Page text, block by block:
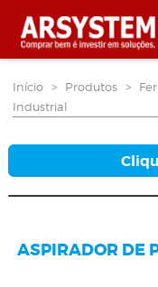
Início > Produtos >
Industrial
ASPIRADOR DE